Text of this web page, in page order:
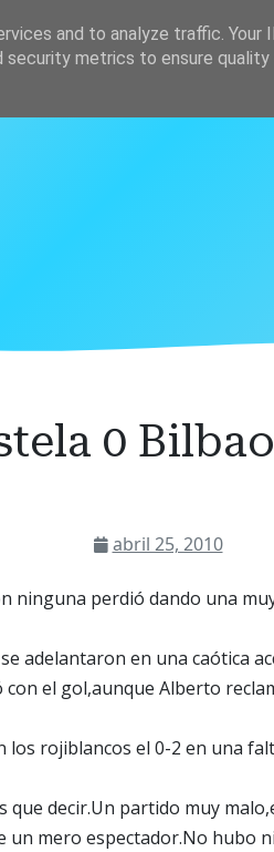
0
abril 25, 2010
ninguna perdió dando una
adelantaron en una caótica
el gol,aunque Alberto
los rojiblancos el 0-2 en una
que decir.Un partido muy
un mero espectador.No hubo
and to analyze traffic. Your
metrics to ensure